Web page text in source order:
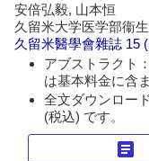
安倍弘毅, 山本恒
久留米大学医学部衞
久留米醫學會雜誌 15
アブストラクト
は基本料金に含
全文ダウンロー
(税込) です。
article